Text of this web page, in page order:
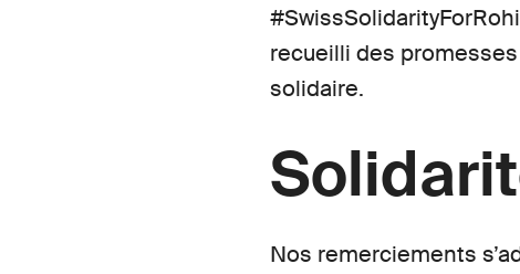
recueilli des
solidaire.
Nos remerciements